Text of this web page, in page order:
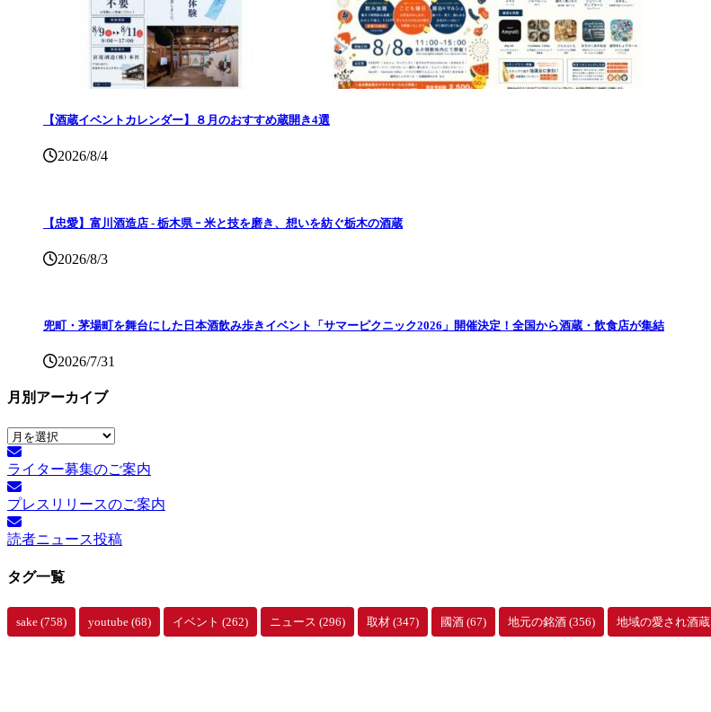
【酒蔵イベントカレンダー】８月のおすすめ蔵開き4選
2026/8/4
【忠愛】富川酒造店 ‐ 栃木県 ｰ 米と技を磨き、想いを紡ぐ栃木の酒蔵
2026/8/3
兜町・茅場町を舞台にした日本酒飲み歩きイベント「サマーピクニック2026」開催決定！全国から酒蔵・飲食店が集結
2026/7/31
月別アーカイブ
月
別
ア
ー
カ
イ
ブ
ライター募集のご案内
プレスリリースのご案内
読者ニュース投稿
タグ一覧
sake (758) youtube (68) イベント (262) ニュース (296) 取材 (347) 國酒 (67) 地元の銘酒 (356) 地域の愛され酒蔵